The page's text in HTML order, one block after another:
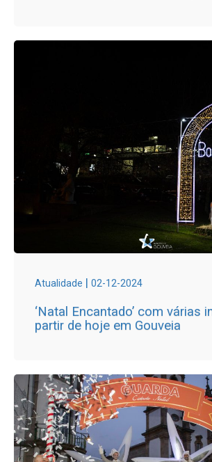
Atualidade | 02-12-2024
‘Natal Encantado’ com várias
partir de hoje em Gouveia